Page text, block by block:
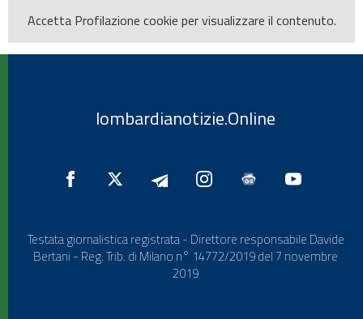
Accetta Profilazione cookie per visualizzare il contenuto.
lombardianotizie.Online
Testata giornalistica registrata - Direttore responsabile Davide
Bertani - Reg. Trib. di Milano n° 14772/2019 del 7 novembre
2019